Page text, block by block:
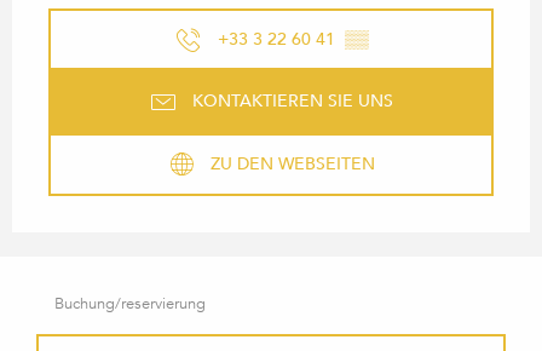
+33 3 22 60 41 ▒▒
KONTAKTIEREN SIE UNS
ZU DEN WEBSEITEN
Buchung/reservierung